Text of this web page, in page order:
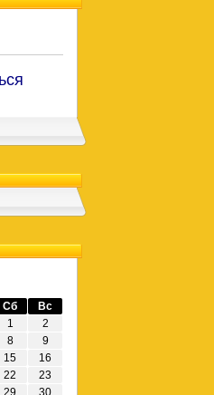
Сб
Вс
1
2
8
9
15
16
22
23
29 30